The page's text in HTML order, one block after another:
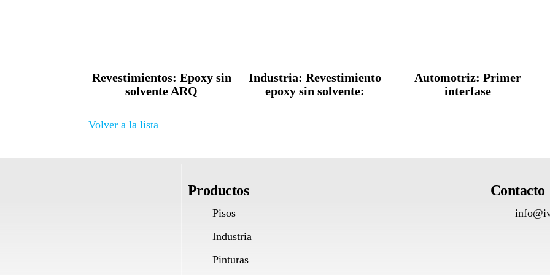
Revestimientos: Epoxy sin
solvente ARQ
Industria: Revestimiento
epoxy sin solvente:
Automotriz: Primer
interfase
Volver a la lista
Productos
Pisos
Industria
Pinturas
Contacto